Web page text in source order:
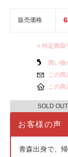
販売価格
» 特定商取
買い物
この商
この商
SOLD OUT
お客様の声
青森出身で、